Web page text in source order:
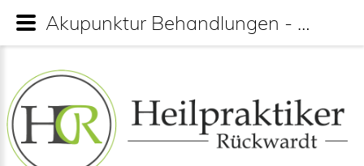
Akupunktur Behandlungen - Heilpraktiker Florian Rückwardt